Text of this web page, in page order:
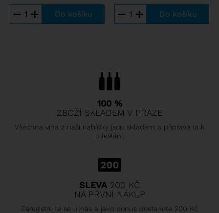
− + − +
100 %
ZBOŽÍ SKLADEM V PRAZE
Všechna vína z naší nabídky jsou skladem a připravena k
odeslání.
SLEVA 200 KČ
NA PRVNÍ NÁKUP
Zaregistrujte se u nás a jako bonus dostanete 200 Kč